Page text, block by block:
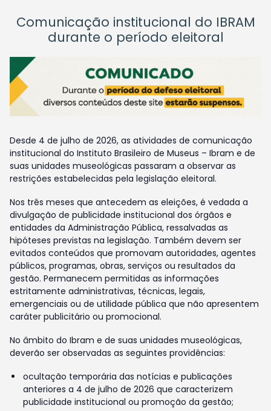
Comunicação institucional do IBRAM
durante o período eleitoral
Desde 4 de julho de 2026, as atividades de comunicação
institucional do Instituto Brasileiro de Museus – Ibram e de
suas unidades museológicas passaram a observar as
restrições estabelecidas pela legislação eleitoral.
Nos três meses que antecedem as eleições, é vedada a
divulgação de publicidade institucional dos órgãos e
entidades da Administração Pública, ressalvadas as
hipóteses previstas na legislação. Também devem ser
evitados conteúdos que promovam autoridades, agentes
públicos, programas, obras, serviços ou resultados da
gestão. Permanecem permitidas as informações
estritamente administrativas, técnicas, legais,
emergenciais ou de utilidade pública que não apresentem
caráter publicitário ou promocional.
No âmbito do Ibram e de suas unidades museológicas,
deverão ser observadas as seguintes providências:
ocultação temporária das notícias e publicações
anteriores a 4 de julho de 2026 que caracterizem
publicidade institucional ou promoção da gestão;